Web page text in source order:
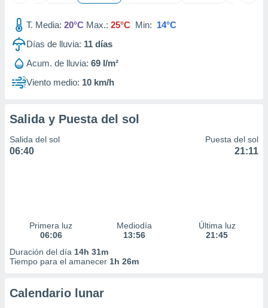
T. Media: 20°C Max.: 25°C Min: 14°C
Días de lluvia: 11 días
Acum. de lluvia: 69 l/m²
Viento medio: 10 km/h
Salida y Puesta del sol
Salida del sol
06:40
Puesta del sol
21:11
Primera luz
06:06
Mediodía
13:56
Última luz
21:45
Duración del día 14h 31m
Tiempo para el amanecer 1h 26m
Calendario lunar